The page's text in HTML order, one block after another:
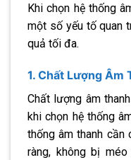
Khi chọn hệ thống
một số yếu tố quan
quả tối đa.
1. Chất Lượng Âm
Chất lượng âm
khi chọn hệ thống
thống âm thanh cần
ràng, không bị